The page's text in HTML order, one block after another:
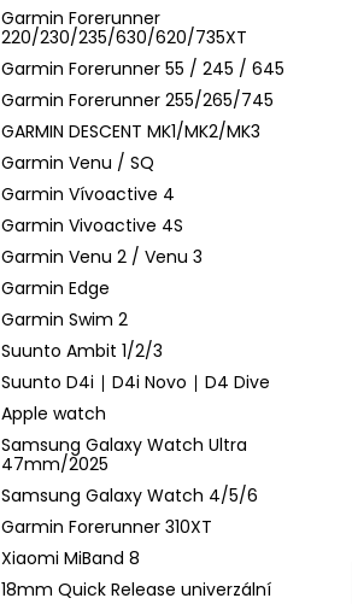
Garmin Forerunner
220/230/235/630/620/735XT
Garmin Forerunner 55 / 245 / 645
Garmin Forerunner 255/265/745
GARMIN DESCENT MK1/MK2/MK3
Garmin Venu / SQ
Garmin Vívoactive 4
Garmin Vivoactive 4S
Garmin Venu 2 / Venu 3
Garmin Edge
Garmin Swim 2
Suunto Ambit 1/2/3
Suunto D4i ∣ D4i Novo ∣ D4 Dive
Apple watch
Samsung Galaxy Watch Ultra
47mm/2025
Samsung Galaxy Watch 4/5/6
Garmin Forerunner 310XT
Xiaomi MiBand 8
18mm Quick Release univerzální